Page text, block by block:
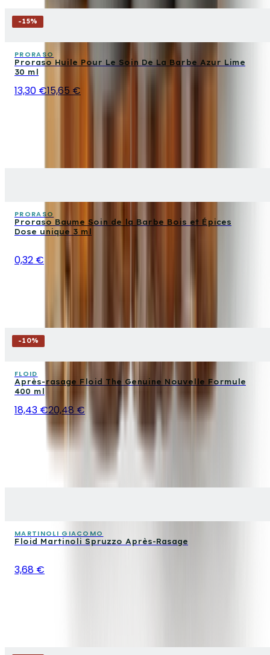
-15%
PRORASO
Proraso Huile Pour Le Soin De La Barbe Azur Lime
30 ml
13,30 €15,65 €
PRORASO
Proraso Baume Soin de la Barbe Bois et Épices
Dose unique 3 ml
0,32 €
-10%
FLOID
Après-rasage Floid The Genuine Nouvelle Formule
400 ml
18,43 €20,48 €
MARTINOLI GIACOMO
Floid Martinoli Spruzzo Après-Rasage
3,68 €